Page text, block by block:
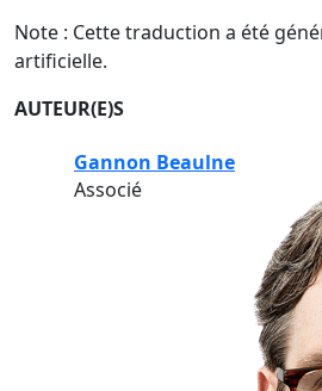
Note : Cette traduction a été
artificielle.
AUTEUR(E)S
Gannon Beaulne
Associé